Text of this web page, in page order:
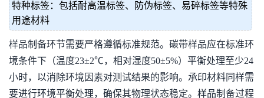
特种标签：包括耐高温标签、防伪标签、易碎标签等特殊
用途材料
样品制备环节需要严格遵循标准规范。碳带样品应在标准环
境条件下（温度23±2℃，相对湿度50±5%）平衡处理至少24
小时，以消除环境因素对测试结果的影响。承印材料同样需
要进行环境平衡处理，确保其物理状态稳定。样品制备过程